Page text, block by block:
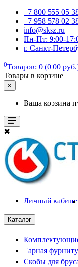
+7 800 555 05
+7 958 578 02
info@sksz.ru
Пн-Пт: 9:00-
г. Санкт-
0Товаров: 0 (0.00
Товары в корзине
×
Ваша корзина
✖
Личный
Каталог
Тарная
Скобы для